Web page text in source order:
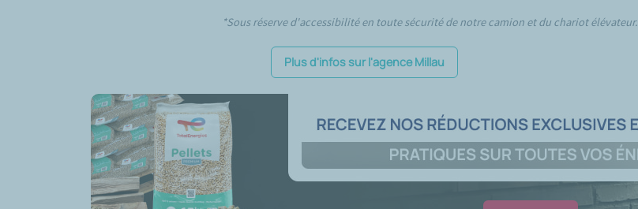
*Sous réserve d'accessibilité en toute sécurité de notre camion et du chariot élévateur.
Plus d'infos sur l'agence Millau